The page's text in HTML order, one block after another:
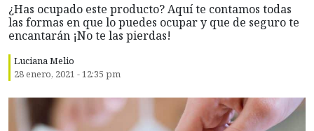
¿Has ocupado este producto? Aquí te contamos todas
las formas en que lo puedes ocupar y que de seguro te
encantarán ¡No te las pierdas!
Luciana Melio
28 enero, 2021 - 12:35 pm